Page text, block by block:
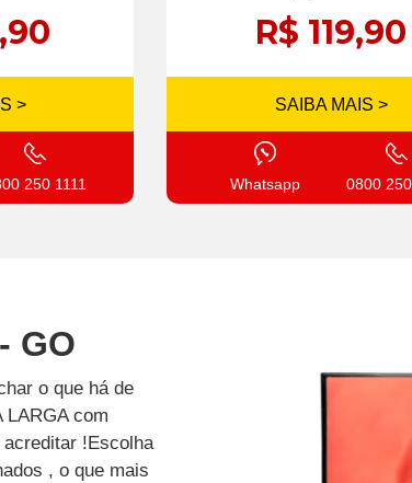
>
250 1111
R$ 119,90
SAIBA MAIS >
Whatsapp 0800
GO
o que há de
LARGA com
!Escolha
, o que mais